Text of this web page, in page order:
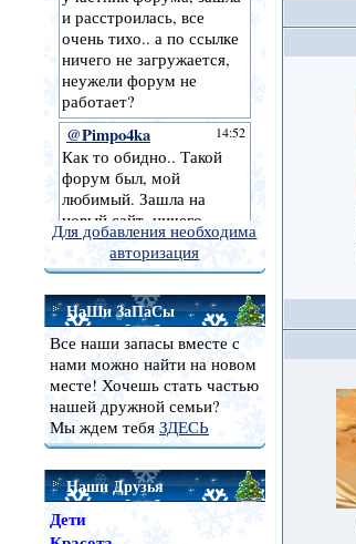
Для добавления необходима
авторизация
НаШи ЗаПаСы
Все наши запасы вместе с
нами можно найти на новом
месте! Хочешь стать частью
нашей дружной семьи?
Мы ждем тебя ЗДЕСЬ
Наши Друзья
Дети